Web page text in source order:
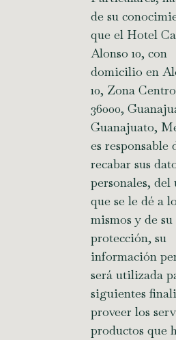
de su
que el Hotel
Alonso 10, con
domicilio en
10, Zona
36000,
Guanajuato,
es responsable
recabar sus
personales, del
que se le dé a
mismos y de su
protección, su
información
será utilizada
siguientes
proveer los
productos que